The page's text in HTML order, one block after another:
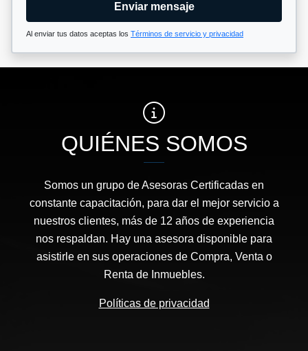
Enviar mensaje
Al enviar tus datos aceptas los Términos de servicio y privacidad
QUIÉNES SOMOS
Somos un grupo de Asesoras Certificadas en
constante capacitación, para dar el mejor servicio a
nuestros clientes, más de 12 años de experiencia
nos respaldan. Hay una asesora disponible para
asistirle en sus operaciones de Compra, Venta o
Renta de Inmuebles.
Políticas de privacidad